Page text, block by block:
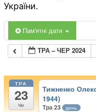
України.
Пам'ятні дати
ТРА – ЧЕР 2024
ТРА
23
Чт
Тижненко
1944)
Тра 23 день